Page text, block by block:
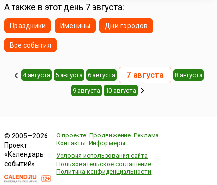
Большой Диомид. «Мне хотелось открыть границы, чтобы мы
могли стать друзьями. Было сложно, потому что никто не
верил...
А также в этот день 7 августа:
Праздники Именины Дни городов
Все события
4 августа 5 августа 6 августа 7 августа 8 августа
9 августа 10 августа
© 2005—2026
Проект
«Календарь
событий»
О проекте Продвижение Реклама
Контакты Информеры
Условия использования сайта
Пользовательское соглашение
Политика конфиденциальности